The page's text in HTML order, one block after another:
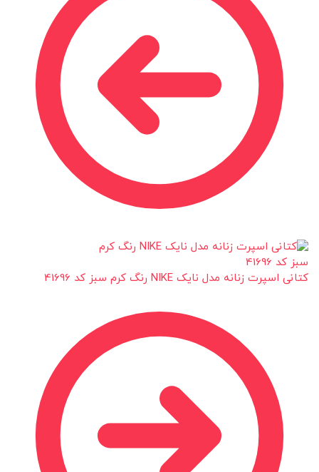
کتانی اسپرت زنانه مدل نایک NIKE رنگ کرم سبز کد 41696